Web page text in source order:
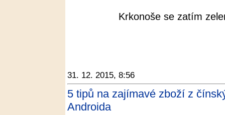
Krkonoše se zatím
31. 12. 2015, 8:56
5 tipů na zajímavé zboží z
Androida